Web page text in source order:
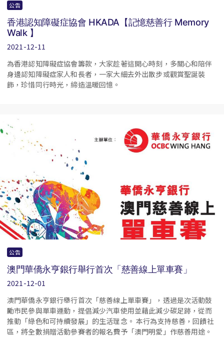
公告
香港認知障礙症協會 HKADA【記憶慈善行 Memory
Walk 】
2021-12-11
為香港認知障礙症協會籌款，大家趁著這開心時刻，多關心和陪伴
身邊認知障礙症家人和長者，一家大細去外出散步或觀賞聖誕裝
飾，珍惜同行時光，締造溫暖回憶。
公告
澳門華僑永亨銀行舉行首次「慈善線上單車賽」
2021-12-01
澳門華僑永亨銀行舉行首次「慈善線上單車賽」，透過是次活動鼓
勵市民參與單車運動，提倡減少汽車使用並藉此減少碳足跡，從而
推動「綠色和可持續發展」的生活理念。 本行為支持慈善，回饋社
區，將全數捐贈活動參賽者的報名費予「澳門明愛」作慈善用途。